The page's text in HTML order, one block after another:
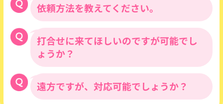
依頼方法を教えてください。
まずはお電話またはメールにてお問い合わ
せください。
0120-78-8169
0798-31-0499
info@hatakeyama-kikaku.co.jp
打合せに来てほしいのですが可能でし
ょうか？
当社は、基本的に営業訪問などは一切せ
ず、その分チラシのデザインに費用を費や
遠方ですが、対応可能でしょうか？